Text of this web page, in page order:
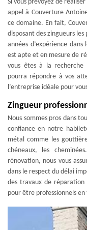
Si vous prévoyez de
appel à Couverture
ce domaine. En fait,
disposant des zingueurs
années d’expérience
est apte et en mesure de
vous êtes à la
pourra répondre à vos
l’entreprise idéale pour
Zingueur
Nous sommes pros dans
confiance en notre
métal comme les
chéneaux, les
rénovation, nous vous
dans le respect du délai
des travaux de réparation
pour être professionnels